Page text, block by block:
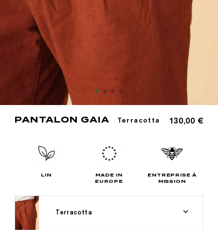
PANTALON GAIA Terracotta 130,00 €
LIN
MADE IN
EUROPE
ENTREPRISE À
MISSION
Terracotta